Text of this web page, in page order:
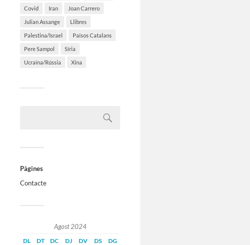
Covid Iran Joan Carrero
Julian Assange Llibres
Palestina/Israel Països Catalans
Pere Sampol Síria
Ucraïna/Rússia Xina
Pàgines
Contacte
Agost 2024
DL DT DC DJ DV DS DG